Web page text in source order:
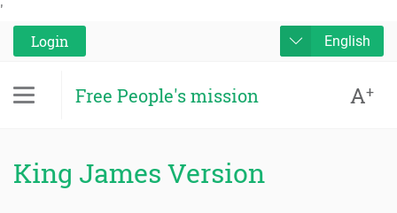
'
Login
English
Free People's mission A+
King James Version